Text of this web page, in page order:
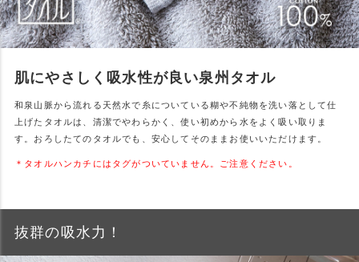
肌にやさしく吸水性が良い泉州タオル
和泉山脈から流れる天然水で糸についている糊や不純物を洗い落として仕
上げたタオルは、清潔でやわらかく、使い初めから水をよく吸い取りま
す。おろしたてのタオルでも、安心してそのままお使いいただけます。
＊タオルハンカチにはタグがついていません。ご注意ください。
抜群の吸水力！